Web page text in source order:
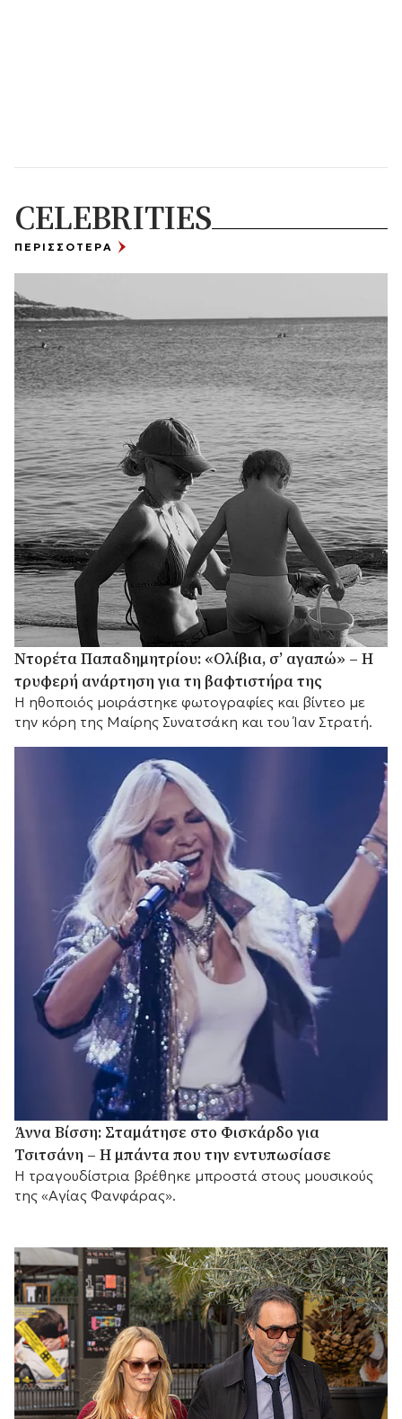
CELEBRITIES
ΠΕΡΙΣΣΟΤΕΡΑ
Ντορέτα Παπαδημητρίου: «Ολίβια, σ’ αγαπώ» – Η
τρυφερή ανάρτηση για τη βαφτιστήρα της
Η ηθοποιός μοιράστηκε φωτογραφίες και βίντεο με
την κόρη της Μαίρης Συνατσάκη και του Ίαν Στρατή.
Άννα Βίσση: Σταμάτησε στο Φισκάρδο για
Τσιτσάνη – Η μπάντα που την εντυπωσίασε
Η τραγουδίστρια βρέθηκε μπροστά στους μουσικούς
της «Αγίας Φανφάρας».